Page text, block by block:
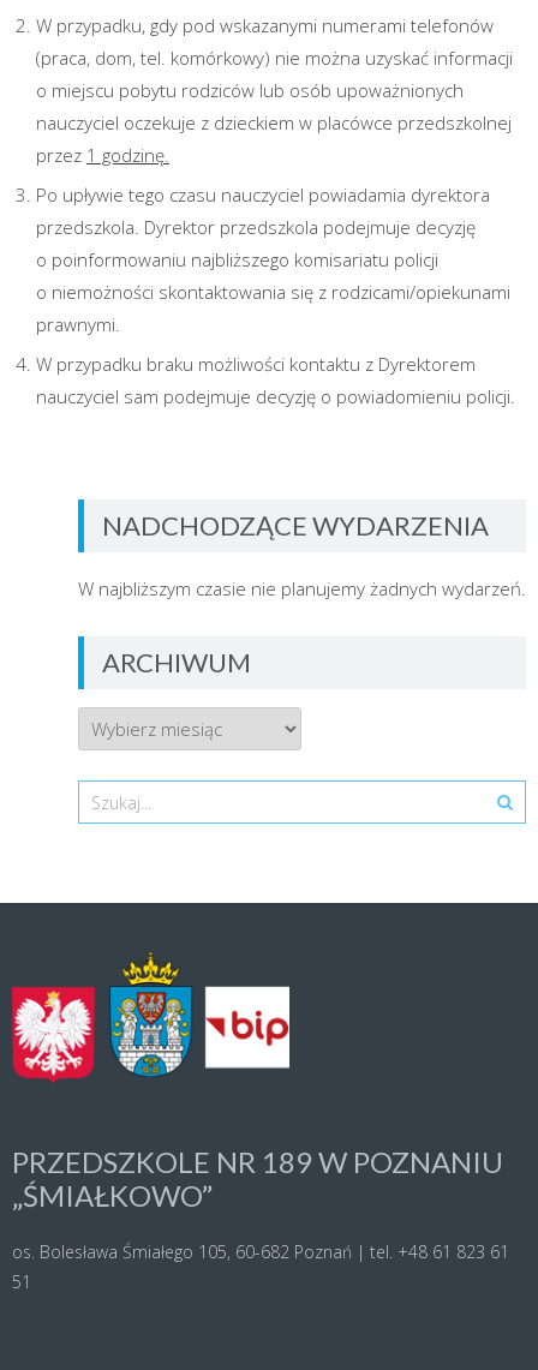
W przypadku, gdy pod wskazanymi numerami telefonów
(praca, dom, tel. komórkowy) nie można uzyskać informacji
o miejscu pobytu rodziców lub osób upoważnionych
nauczyciel oczekuje z dzieckiem w placówce przedszkolnej
przez 1 godzinę.
Po upływie tego czasu nauczyciel powiadamia dyrektora
przedszkola. Dyrektor przedszkola podejmuje decyzję
o poinformowaniu najbliższego komisariatu policji
o niemożności skontaktowania się z rodzicami/opiekunami
prawnymi.
W przypadku braku możliwości kontaktu z Dyrektorem
nauczyciel sam podejmuje decyzję o powiadomieniu policji.
NADCHODZĄCE WYDARZENIA
W najbliższym czasie nie planujemy żadnych wydarzeń.
ARCHIWUM
Archiwum
Search
PRZEDSZKOLE NR 189 W POZNANIU
„ŚMIAŁKOWO”
os. Bolesława Śmiałego 105, 60-682 Poznań | tel. +48 61 823 61
51